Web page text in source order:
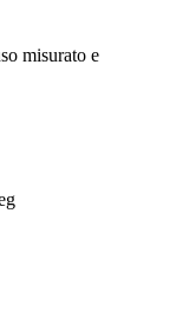
misurato e